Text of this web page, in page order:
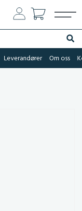
Søk
Leverandører Om oss